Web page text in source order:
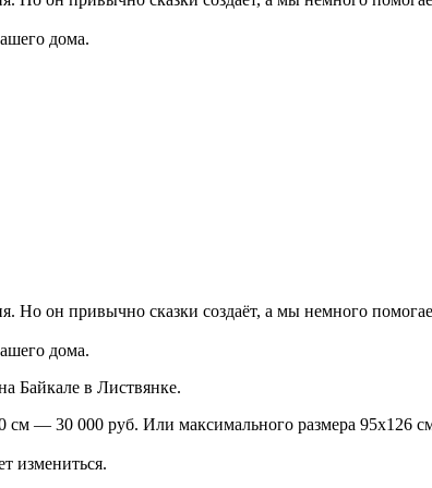
дома.
Но он привычно сказки создаёт, а мы немного
дома.
Байкале в Листвянке.
см — 30 000 руб. Или максимального размера
измениться.